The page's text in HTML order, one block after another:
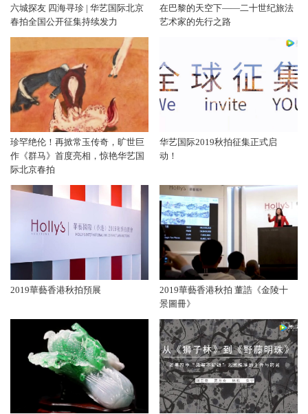
六城探友 四海寻珍 | 华艺国际北京
春拍全国公开征集持续发力
在巴黎的天空下——二十世纪旅法
艺术家的先行之路
珍罕绝伦！再掀常玉传奇，旷世巨
作《群马》首度亮相，惊艳华艺国
际北京春拍
华艺国际2019秋拍征集正式启
动！
2019華藝香港秋拍預展
2019華藝香港秋拍 董誥《金陵十
景圖冊》